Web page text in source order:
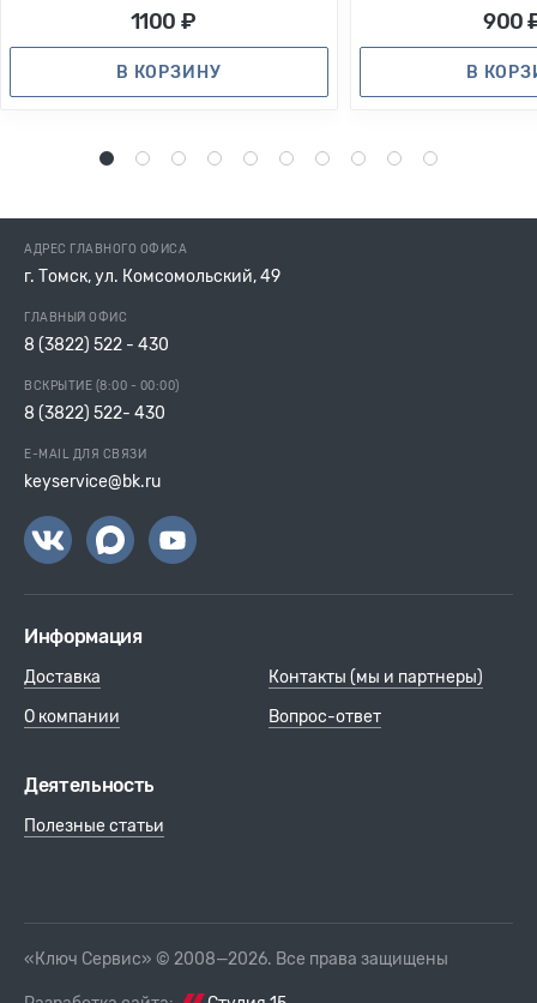
1100 ₽
В КОРЗИНУ
900
В
1 2 3 4 5 6 7 8 9 10
АДРЕС ГЛАВНОГО ОФИСА
г. Томск, ул. Комсомольский, 49
ГЛАВНЫЙ ОФИС
8 (3822) 522 - 430
ВСКРЫТИЕ (8:00 - 00:00)
8 (3822) 522- 430
E-MAIL ДЛЯ СВЯЗИ
keyservice@bk.ru
Информация
Доставка
О компании
Контакты (мы и партнеры)
Вопрос-ответ
Деятельность
Полезные статьи
«Ключ Сервис» © 2008—2026. Все права защищены